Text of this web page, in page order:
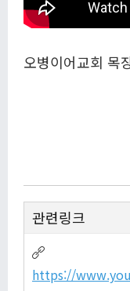
오병이어교회 목
관련링크
https://